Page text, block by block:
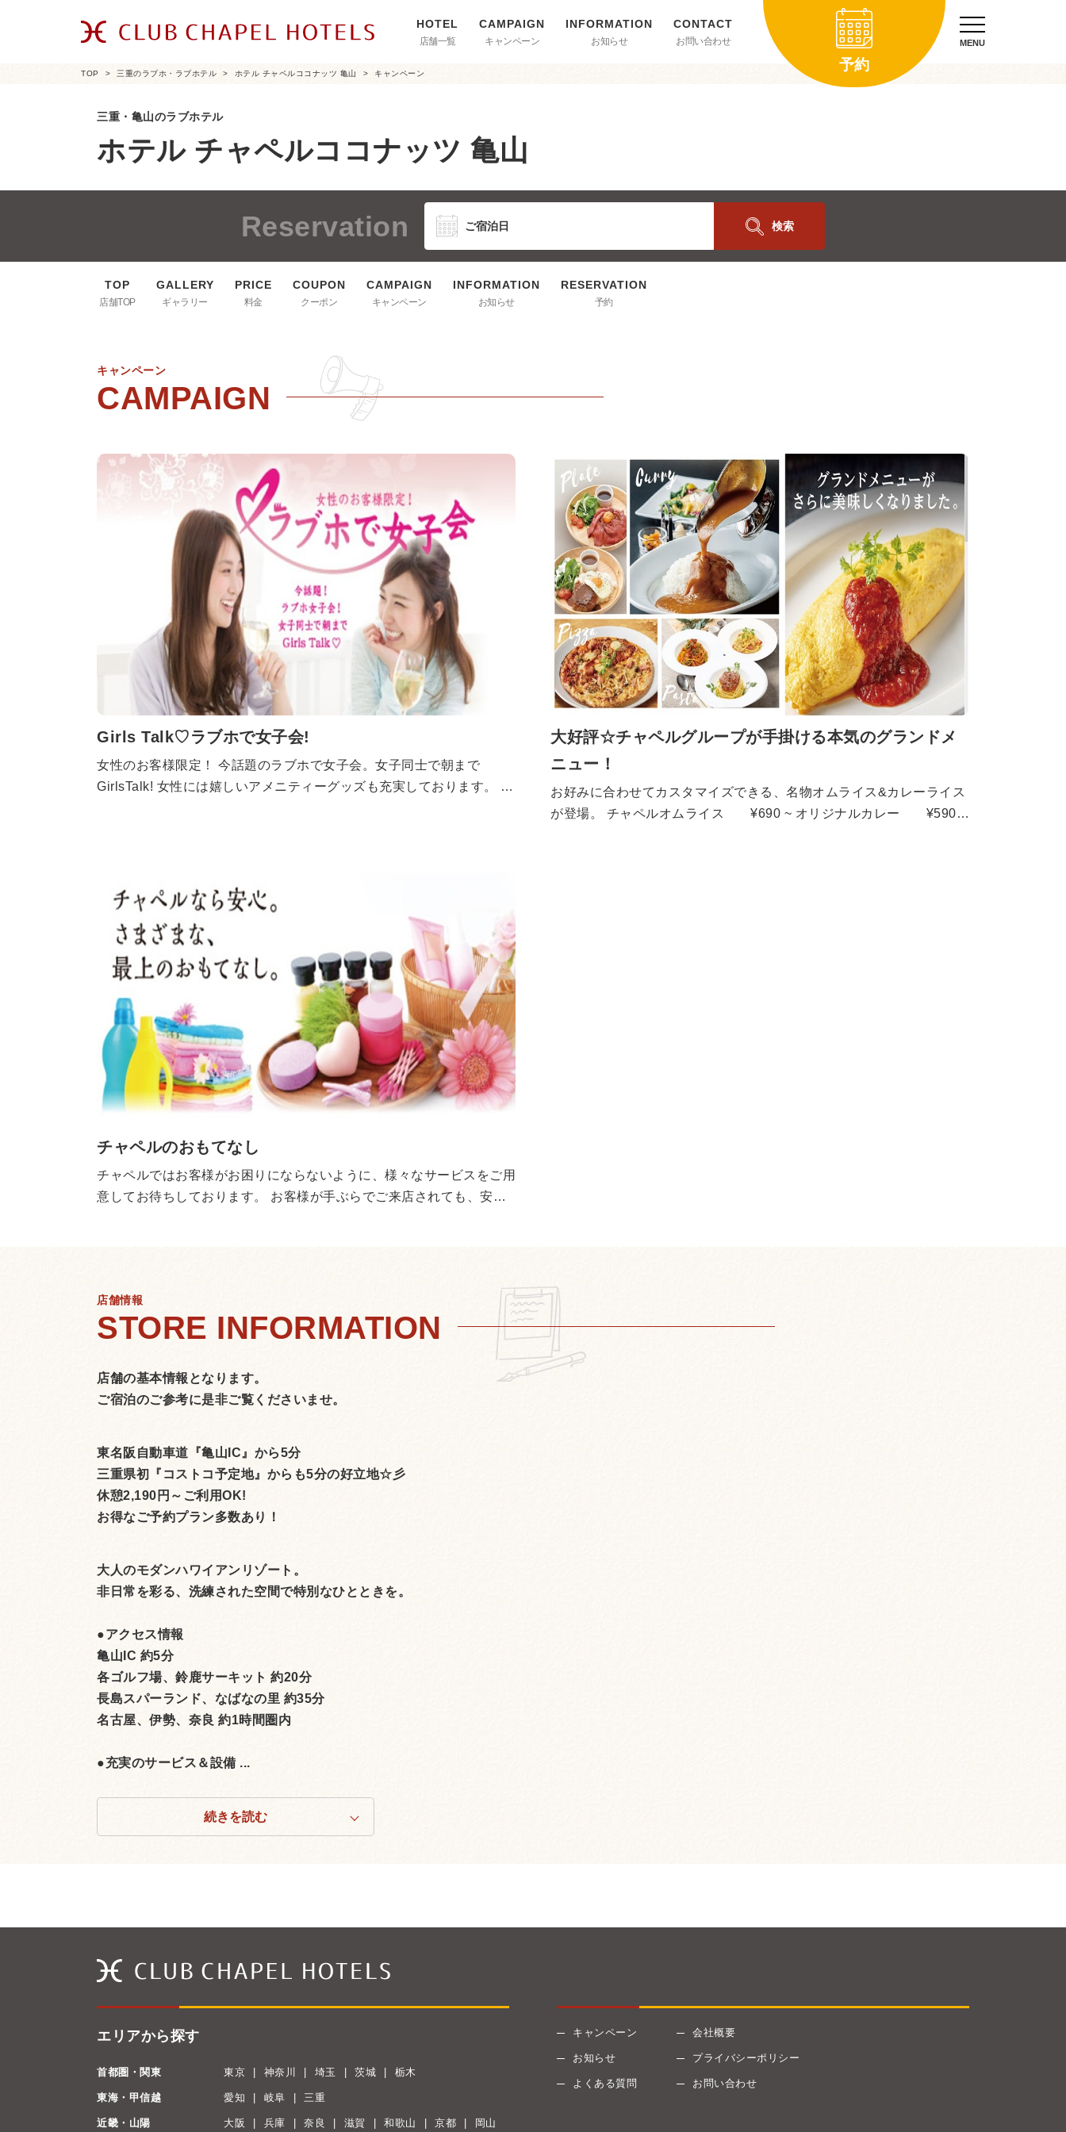
店舗一覧 キャンペーン お知らせ お問い合わせ
予約
MENU
TOP 三重のラブホ・ラブホテル ホテル チャペルココナッツ 亀山 キャンペーン
三重・亀山のラブホテル
ホテル チャペルココナッツ 亀山
Reservation 検索
店舗TOP ギャラリー 料金 クーポン キャンペーン お知らせ 予約
キャンペーン
Girls Talk♡ラブホで女子会!
女性のお客様限定！ 今話題のラブホで女子会。女子同士で朝まで
GirlsTalk! 女性には嬉しいアメニティーグッズも充実しております。 ぜ
大好評☆チャペルグループが手掛ける本気のグランドメ
ニュー！
お好みに合わせてカスタマイズできる、名物オムライス&カレーライス
が登場。 チャペルオムライス ¥690 ~ オリジナルカレー ¥590 ~
はちみつベリー ¥890 厚釜焼きパンケーキ ¥490
甘酸っぱいベリーベリーのパフェ ¥590 シチリア風アイスチーズケ
ーキのパフェ ¥590 ほろにがフォンダンショコラのパフェ ¥590
チャペルのおもてなし
チャペルではお客様がお困りにならないように、様々なサービスをご用
意してお待ちしております。 お客様が手ぶらでご来店されても、安心
店舗情報
店舗の基本情報となります。
ご宿泊のご参考に是非ご覧くださいませ。
東名阪自動車道『亀山IC』から5分
三重県初『コストコ予定地』からも5分の好立地☆彡
休憩2,190円～ご利用OK!
お得なご予約プラン多数あり！
大人のモダンハワイアンリゾート。
非日常を彩る、洗練された空間で特別なひとときを。
●アクセス情報
亀山IC 約5分
各ゴルフ場、鈴鹿サーキット 約20分
長島スパーランド、なばなの里 約35分
名古屋、伊勢、奈良 約1時間圏内
●充実のサービス＆設備 ...
続きを読む
エリアから探す
首都圏・関東 東京 神奈川 埼玉 茨城 栃木
東海・甲信越 愛知 岐阜 三重
近畿・山陽 大阪 兵庫 奈良 滋賀 和歌山 京都 岡山
キャンペーン
お知らせ
よくある質問
会社概要
プライバシーポリシー
お問い合わせ